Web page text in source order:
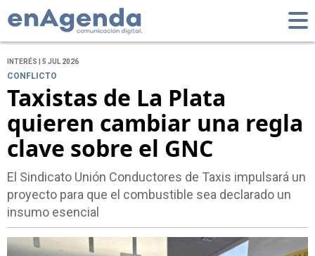
INTERÉS | 5 JUL 2026
CONFLICTO
Taxistas de La Plata
quieren cambiar una regla
clave sobre el GNC
El Sindicato Unión Conductores de Taxis impulsará un
proyecto para que el combustible sea declarado un
insumo esencial